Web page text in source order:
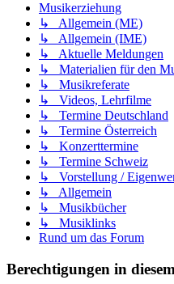
Musikerziehung
↳ Allgemein (ME)
↳ Allgemein (IME)
↳ Aktuelle Meldungen
↳ Materialien für den
↳ Musikreferate
↳ Videos, Lehrfilme
↳ Termine Deutschland
↳ Termine Österreich
↳ Konzerttermine
↳ Termine Schweiz
↳ Vorstellung /
↳ Allgemein
↳ Musikbücher
↳ Musiklinks
Rund um das Forum
Berechtigungen in